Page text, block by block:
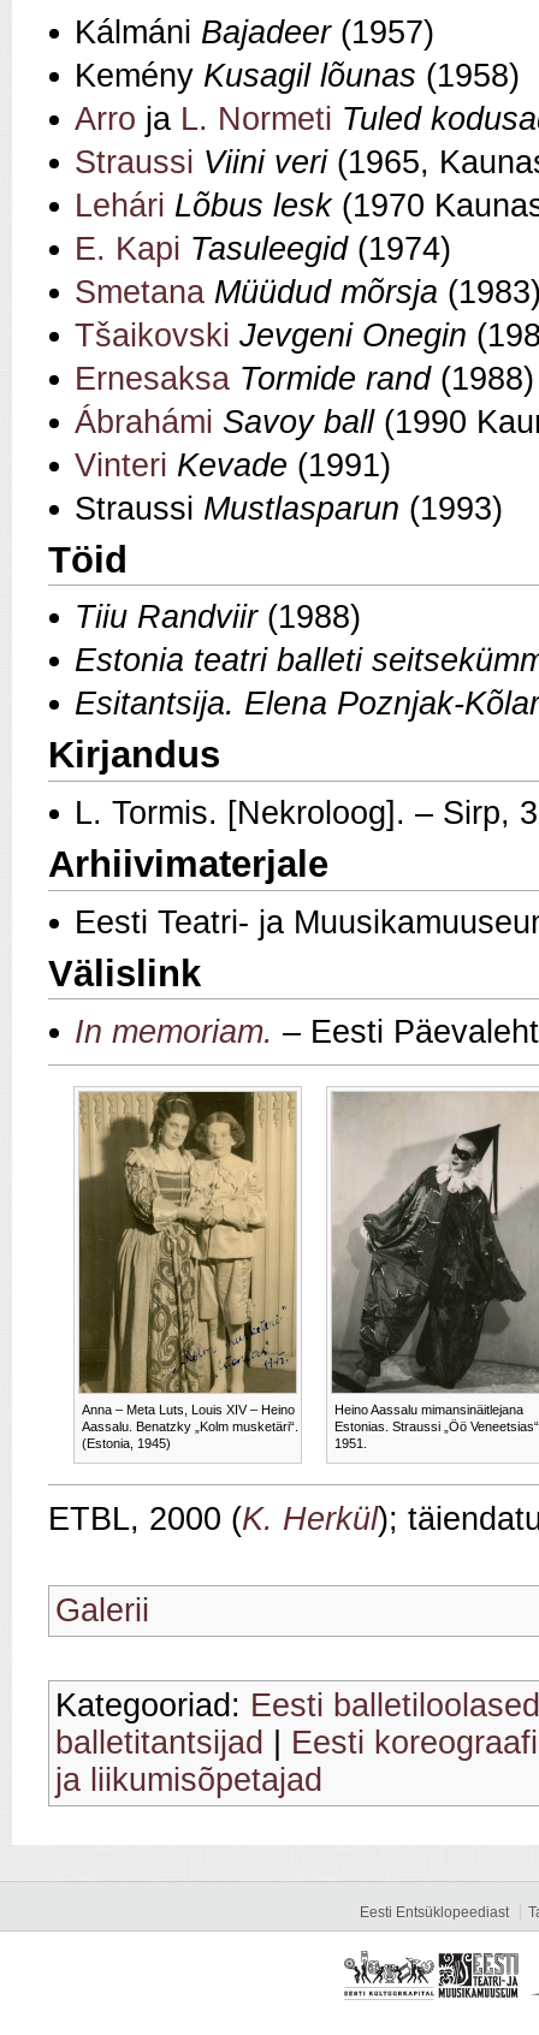
Kálmáni Bajadeer(1957)
Kemény Kusagil lõunas (1958)
Arro ja L. Normeti Tuled
Straussi Viini veri(1965,
Lehári Lõbus lesk(1970
E. Kapi Tasuleegid(1974)
Smetana Müüdud mõrsja
Tšaikovski Jevgeni Onegin
Ernesaksa Tormide rand(1988)
Ábrahámi Savoy ball(1990
Vinteri Kevade (1991)
Straussi Mustlasparun (1993)
Töid
Tiiu Randviir(1988)
Estonia teatri balleti
Esitantsija. Elena Poznjak-Kõlar
Kirjandus
L. Tormis. [Nekroloog]. – Sirp,
Arhiivimaterjale
Eesti Teatri- ja
Välislink
In memoriam. – Eesti
Anna – Meta Luts, Louis XIV – Heino
Aassalu. Benatzky „Kolm musketäri“.
(Estonia, 1945)
Heino Aassalu mimansinäitlejana
Estonias. Straussi „Öö
1951.
ETBL, 2000 (K. Herkül);
Galerii
Kategooriad: Eesti balletiloolased
balletitantsijad
Eesti
ja liikumisõpetajad
Eesti Entsüklopeediast